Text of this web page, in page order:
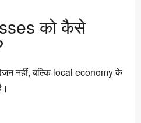
को कैसे
नहीं, बल्कि local economy के